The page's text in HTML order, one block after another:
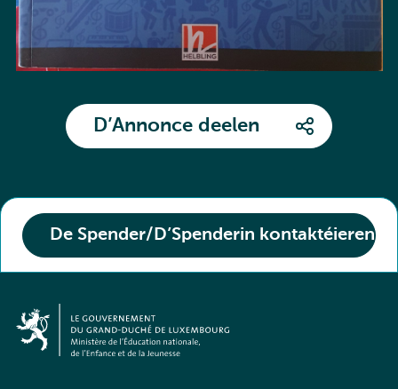
De Spender/D’Spenderin kontaktéieren
D’Annonce deelen